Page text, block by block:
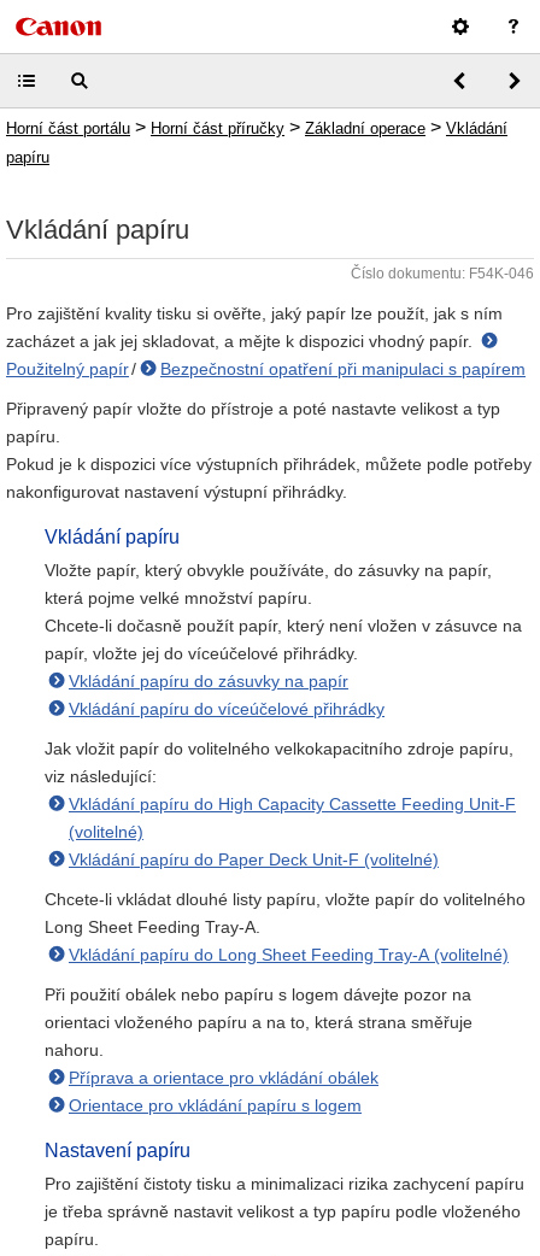
Horní část portálu > Horní část příručky > Základní operace > Vkládání
papíru
Vkládání papíru
Číslo dokumentu: F54K-046
Pro zajištění kvality tisku si ověřte, jaký papír lze použít, jak s ním
zacházet a jak jej skladovat, a mějte k dispozici vhodný papír.
Použitelný papír/ Bezpečnostní opatření při manipulaci s papírem
Připravený papír vložte do přístroje a poté nastavte velikost a typ
papíru.
Pokud je k dispozici více výstupních přihrádek, můžete podle potřeby
nakonfigurovat nastavení výstupní přihrádky.
Vkládání papíru
Vložte papír, který obvykle používáte, do zásuvky na papír,
která pojme velké množství papíru.
Chcete-li dočasně použít papír, který není vložen v zásuvce na
papír, vložte jej do víceúčelové přihrádky.
Vkládání papíru do zásuvky na papír
Vkládání papíru do víceúčelové přihrádky
Jak vložit papír do volitelného velkokapacitního zdroje papíru,
viz následující:
Vkládání papíru do High Capacity Cassette Feeding Unit-F
(volitelné)
Vkládání papíru do Paper Deck Unit-F (volitelné)
Chcete-li vkládat dlouhé listy papíru, vložte papír do volitelného
Long Sheet Feeding Tray-A.
Vkládání papíru do Long Sheet Feeding Tray-A (volitelné)
Při použití obálek nebo papíru s logem dávejte pozor na
orientaci vloženého papíru a na to, která strana směřuje
nahoru.
Příprava a orientace pro vkládání obálek
Orientace pro vkládání papíru s logem
Nastavení papíru
Pro zajištění čistoty tisku a minimalizaci rizika zachycení papíru
je třeba správně nastavit velikost a typ papíru podle vloženého
papíru.